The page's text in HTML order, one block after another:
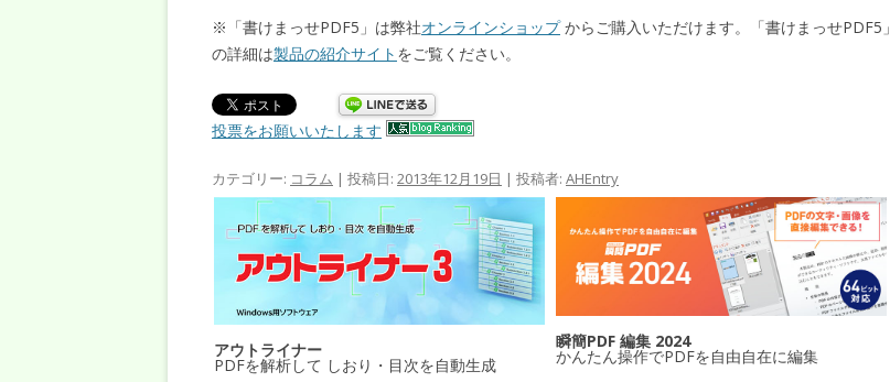
※「書けまっせPDF5」は弊社オンラインショップからご購入いただけます。「書けまっせPDF5」
の詳細は製品の紹介サイト をご覧ください。
投票をお願いいたします
カテゴリー: コラム | 投稿日: 2013年12月19日 | 投稿者: AHEntry
アウトライナー
PDFを解析して しおり・目次を自動生成
瞬簡PDF 編集 2024
かんたん操作でPDFを自由自在に編集